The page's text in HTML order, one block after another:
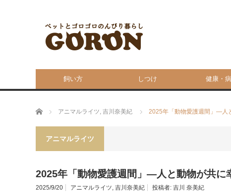
飼い方 しつけ 健康・
ホーム アニマルライツ, 吉川奈美紀 2025年「動物愛護週間」―人
アニマルライツ
2025年「動物愛護週間」―人と動物が共に
2025/9/20 アニマルライツ, 吉川奈美紀 投稿者: 吉川 奈美紀